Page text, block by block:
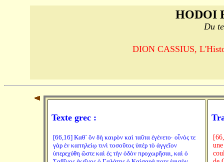
HODOI
Du
DION CASSIUS,
Texte grec :
[66,16] Καθ´ ὃν δὴ καιρὸν καὶ ταῦτα ἐγένετο· οἶνός τε
γὰρ ἐν καπηλείῳ τινὶ τοσοῦτος ὑπὲρ τὸ ἀγγεῖον
ὑπερεχύθη ὥστε καὶ ἐς τὴν ὁδὸν προχωρῆσαι, καὶ ὁ